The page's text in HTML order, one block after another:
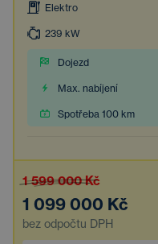
Elektro
239 kW
Dojezd
Max. nabíjení
Spotřeba 100 km
1 599 000 Kč
1 099 000 Kč
bez odpočtu DPH